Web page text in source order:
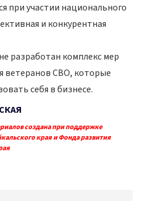
при участии национального
и конкурентная
разработан комплекс мер
ветеранов СВО, которые
себя в бизнесе.
создана при поддержке
края и Фонда развития